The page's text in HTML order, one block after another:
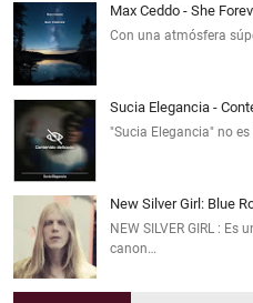
Max Ceddo - She
Con una atmósfera
Sucia Elegancia -
"Sucia Elegancia" no
New Silver Girl: Blue
NEW SILVER GIRL :
canon…